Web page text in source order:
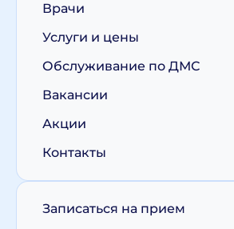
Врачи
Услуги и цены
Обслуживание по ДМС
Вакансии
Акции
Контакты
Записаться на прием